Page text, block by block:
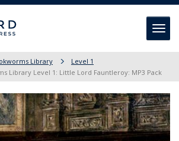
Library
Level 1
Library Level 1: Little Lord Fauntleroy: MP3 Pack